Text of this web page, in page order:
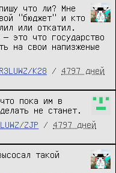
что ли? Мне
"бюджет" и кто
или откатил.
это что государство
на свои напизженые
K28 / 4797 дней
пока им в
не станет.
ZJP / 4797 дней
такой